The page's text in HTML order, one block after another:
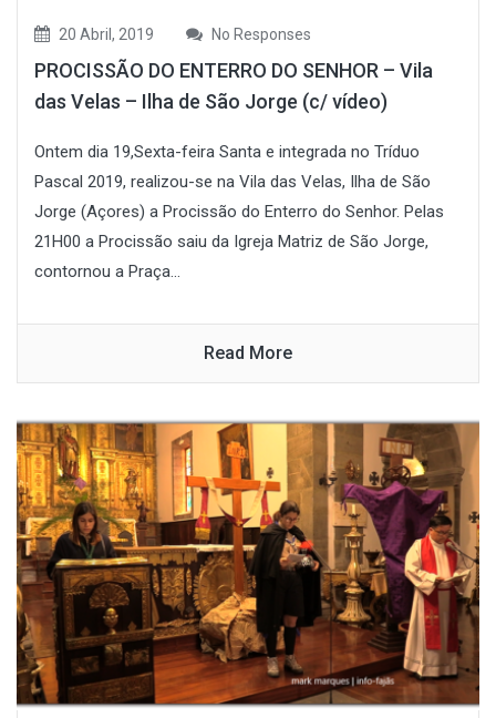
20 Abril, 2019 No Responses
PROCISSÃO DO ENTERRO DO SENHOR – Vila
das Velas – Ilha de São Jorge (c/ vídeo)
Ontem dia 19,Sexta-feira Santa e integrada no Tríduo
Pascal 2019, realizou-se na Vila das Velas, Ilha de São
Jorge (Açores) a Procissão do Enterro do Senhor. Pelas
21H00 a Procissão saiu da Igreja Matriz de São Jorge,
contornou a Praça...
Read More